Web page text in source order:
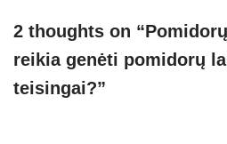
2 thoughts on
reikia genėti pomidorų
teisingai?”